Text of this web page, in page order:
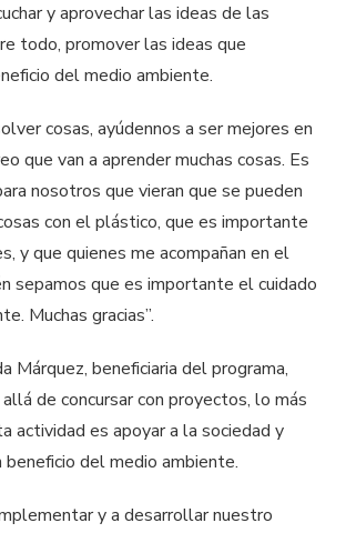
y aprovechar las ideas de las
todo, promover las ideas que
del medio ambiente.
cosas, ayúdennos a ser mejores en
que van a aprender muchas cosas. Es
nosotros que vieran que se pueden
con el plástico, que es importante
y que quienes me acompañan en el
sepamos que es importante el cuidado
Muchas gracias”.
Márquez, beneficiaria del programa,
de concursar con proyectos, lo más
actividad es apoyar a la sociedad y
beneficio del medio ambiente.
y a desarrollar nuestro